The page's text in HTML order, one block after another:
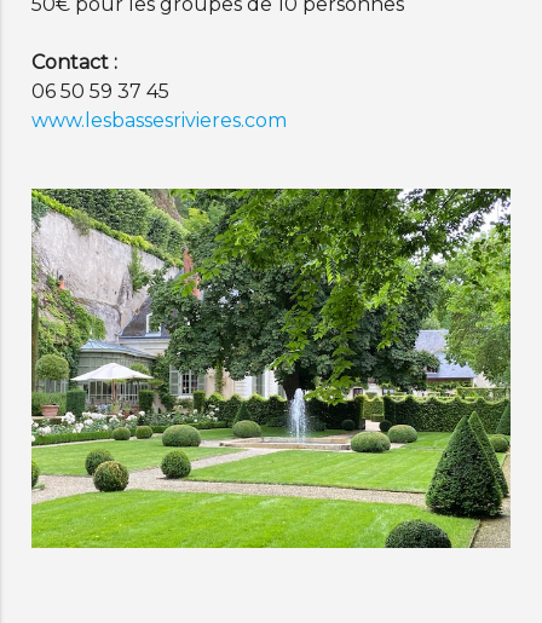
Contact :
06 50 59 37 45
www.lesbassesrivieres.com